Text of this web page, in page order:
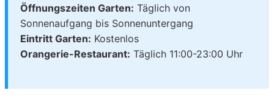
Öffnungszeiten Garten: Täglich von
Sonnenaufgang bis Sonnenuntergang
Eintritt Garten: Kostenlos
Orangerie-Restaurant: Täglich 11:00-23:00 Uhr